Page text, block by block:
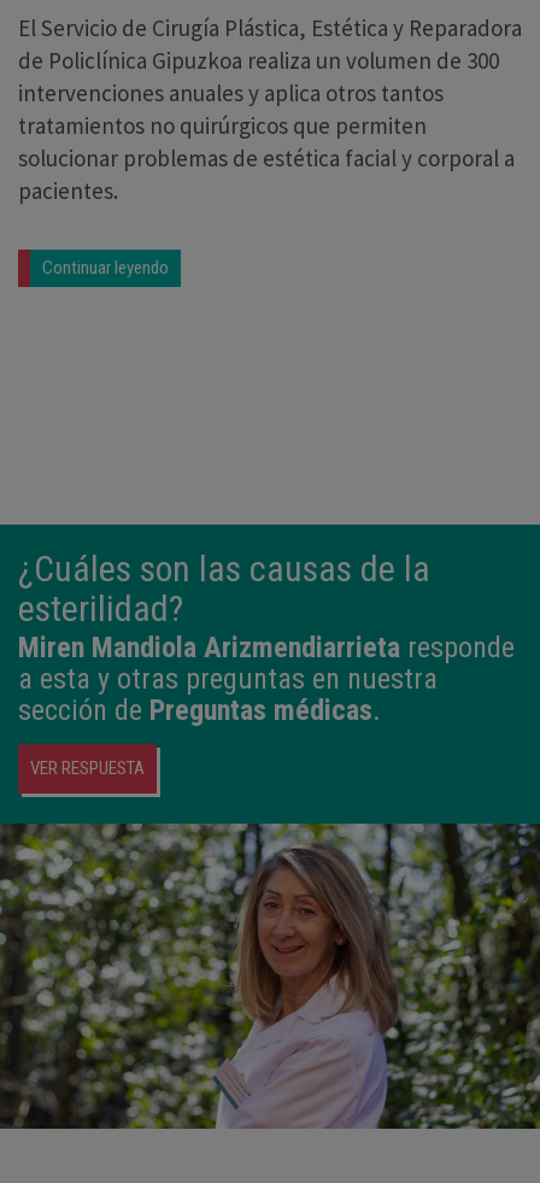
El Servicio de Cirugía Plástica, Estética y Reparadora
de Policlínica Gipuzkoa realiza un volumen de 300
intervenciones anuales y aplica otros tantos
tratamientos no quirúrgicos que permiten
solucionar problemas de estética facial y corporal a
pacientes.
Continuar leyendo
¿Cuáles son las causas de la
esterilidad?
Miren Mandiola Arizmendiarrieta responde
a esta y otras preguntas en nuestra
sección de Preguntas médicas.
VER RESPUESTA